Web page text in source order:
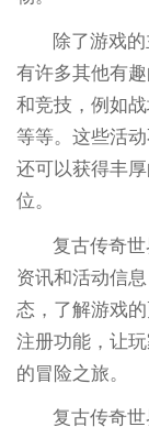
除了游戏
有许多其他有
和竞技，例如
等等。这些活
还可以获得丰
位。
复古传奇
资讯和活动信
态，了解游戏
注册功能，让
的冒险之旅。
复古传奇